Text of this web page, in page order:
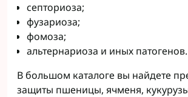
септориоза;
фузариоза;
фомоза;
альтернариоза и иных патогенов.
В большом каталоге вы найдете
защиты пшеницы, ячменя,